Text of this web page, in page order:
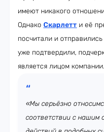
имеют никакого
Однако Скарлетт и её
посчитали и
уже подтвердили,
является лицом компании.
«Мы серьёзно
соответствии с нашим